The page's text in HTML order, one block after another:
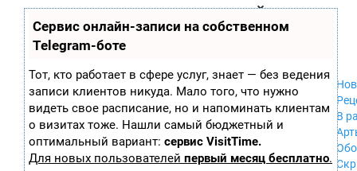
Сервис онлайн-записи на собственном
Telegram-боте
Тот, кто работает в сфере услуг, знает — без ведения
записи клиентов никуда. Мало того, что нужно
видеть свое расписание, но и напоминать клиентам
о визитах тоже. Нашли самый бюджетный и
оптимальный вариант: сервис VisitTime.
Для новых пользователей первый месяц бесплатно.
играх
ла
ор
ы
Xbox 360
Wii
GameCube
PS
PS2
PS3
Nintendo 64
В